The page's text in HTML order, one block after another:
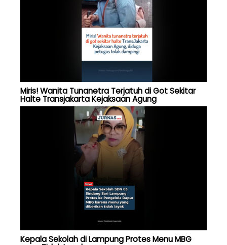
Miris! Wanita Tunanetra Terjatuh di Got Sekitar
Halte Transjakarta Kejaksaan Agung
Kepala Sekolah di Lampung Protes Menu MBG